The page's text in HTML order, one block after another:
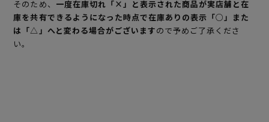
そのため、 一度在庫切れ「×」と表示された商品が実店舗と在
庫を共有できるようになった時点で在庫ありの表示「○」また
は「△」へと変わる場合がございますので予めご了承くださ
い。